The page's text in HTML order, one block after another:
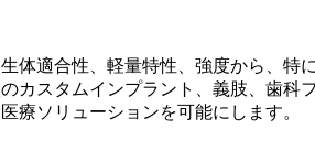
体適合性、軽量特性、強度から、特
カスタムインプラント、義肢、歯
療ソリューションを可能にします。